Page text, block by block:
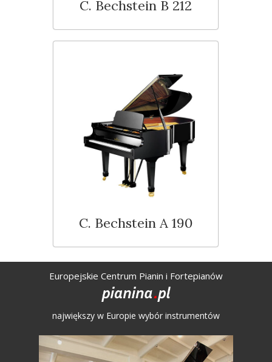
C. Bechstein A 190
C. Bechstein B 212
Europejskie Centrum Pianin i Fortepianów
największy w Europie wybór instrumentów